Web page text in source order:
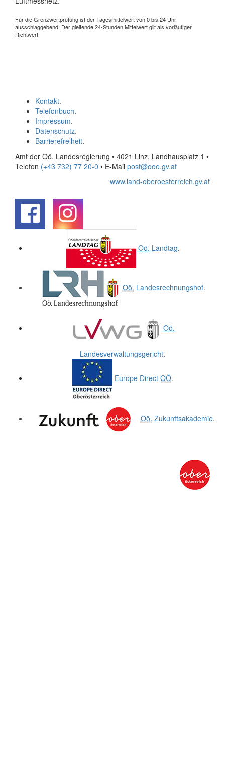
Für die Grenzwertprüfung ist der Tagesmittelwert von 0 bis 24 Uhr
ausschlaggebend. Der gleitende 24-Stunden Mittelwert gilt als vorläufiger
Richtwert.
Kontakt.
Telefonbuch.
Impressum.
Datenschutz.
Barrierefreiheit.
Amt der Oö. Landesregierung • 4021 Linz, Landhausplatz 1 •
Telefon (+43 732) 77 20-0 • E-Mail post@ooe.gv.at
www.land-oberoesterreich.gv.at
Oö. Landtag.
Oö. Landesrechnungshof.
Oö.
Landesverwaltungsgericht.
Europe Direct OÖ.
Oö. Zukunftsakademie.